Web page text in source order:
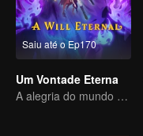
Saiu até o Ep170
Um Vontade Eterna
A alegria do mundo do cultivo da imortalidade está de volta!